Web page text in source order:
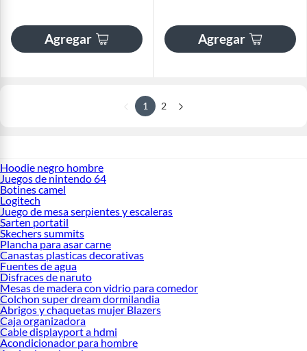
Agregar Agregar
1 2
Hoodie negro hombre
Juegos de nintendo 64
Botines camel
Logitech
Juego de mesa serpientes y escaleras
Sarten portatil
Skechers summits
Plancha para asar carne
Canastas plasticas decorativas
Fuentes de agua
Disfraces de naruto
Mesas de madera con vidrio para comedor
Colchon super dream dormilandia
Abrigos y chaquetas mujer Blazers
Caja organizadora
Cable displayport a hdmi
Acondicionador para hombre